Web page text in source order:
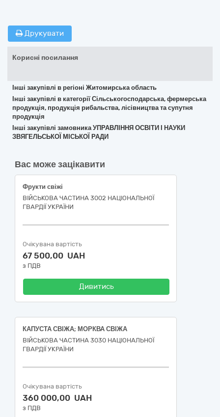
Друкувати
Корисні посилання
Інші закупівлі в регіоні Житомирська область
Інші закупівлі в категорії Сільськогосподарська, фермерська
продукція, продукція рибальства, лісівництва та супутня
продукція
Інші закупівлі замовника УПРАВЛІННЯ ОСВІТИ І НАУКИ
ЗВЯГЕЛЬСЬКОЇ МІСЬКОЇ РАДИ
Вас може зацікавити
Фрукти свіжі
ВІЙСЬКОВА ЧАСТИНА 3002 НАЦІОНАЛЬНОЇ
ГВАРДІЇ УКРАЇНИ
Очікувана вартість
67 500,00 UAH
з ПДВ
Дивитись
КАПУСТА СВІЖА; МОРКВА СВІЖА
ВІЙСЬКОВА ЧАСТИНА 3030 НАЦІОНАЛЬНОЇ
ГВАРДІЇ УКРАЇНИ
Очікувана вартість
360 000,00 UAH
з ПДВ